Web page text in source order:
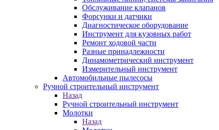
Обслуживание клапанов
Форсунки и датчики
Диагностическое оборудование
Инструмент для кузовных работ
Ремонт ходовой части
Разные принадлежности
Динамометрический инструмент
Измерительный инструмент
Автомобильные пылесосы
Ручной строительный инструмент
Назад
Ручной строительный инструмент
Молотки
Назад